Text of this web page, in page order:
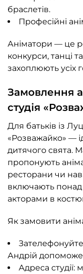
браслетів.
Професійні
Аніматори — це
конкурси, танці
захоплюють усіх
Замовлення
студія
Для батьків із
«Розважайко» —
дитячого свята.
пропонують
ресторани чи
включають
акторами в
Як замовити
Андрій
Адреса студії: